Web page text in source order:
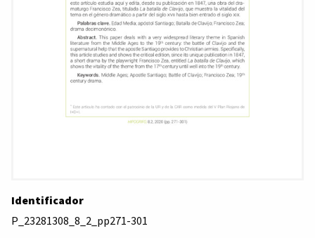
Identificador
P_23281308_8_2_pp271-301